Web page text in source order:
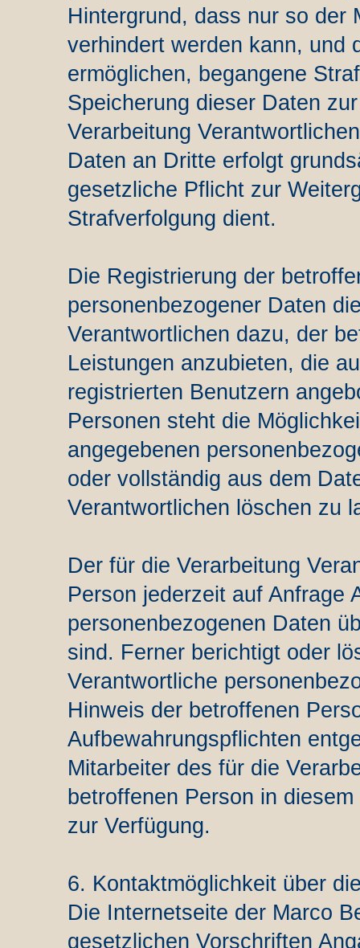
Hintergrund, dass nur so der
verhindert werden kann, und
ermöglichen, begangene
Speicherung dieser Daten
Verarbeitung
Daten an Dritte erfolgt
gesetzliche Pflicht zur
Strafverfolgung dient.
Die Registrierung der
personenbezogener Daten
Verantwortlichen dazu, der
Leistungen anzubieten, die
registrierten Benutzern
Personen steht die
angegebenen
oder vollständig aus dem
Verantwortlichen löschen zu
Der für die Verarbeitung
Person jederzeit auf Anfrage
personenbezogenen Daten
sind. Ferner berichtigt oder
Verantwortliche
Hinweis der betroffenen
Aufbewahrungspflichten
Mitarbeiter des für die
betroffenen Person in
zur Verfügung.
6. Kontaktmöglichkeit über
Die Internetseite der Marco
gesetzlichen Vorschriften